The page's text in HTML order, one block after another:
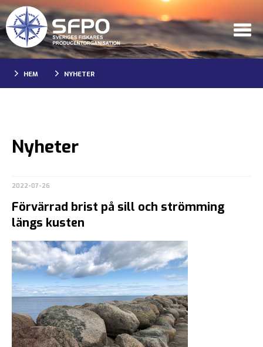
HEM NYHETER
Nyheter
2022-07-26
Förvärrad brist på sill och strömming
längs kusten